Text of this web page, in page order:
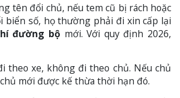
tên đổi chủ, nếu tem cũ bị rách hoặc
biển số, họ thường phải đi xin cấp lại
đường bộ mới. Với quy định 2026,
theo xe, không đi theo chủ. Nếu chủ
mới được kế thừa thời hạn đó.